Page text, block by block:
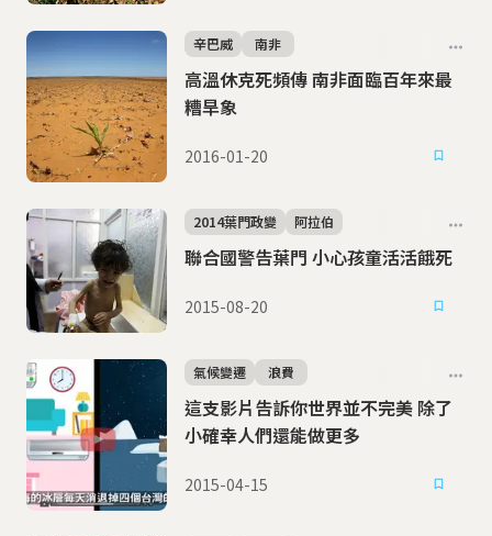
高溫休克死頻傳 南非面臨百年來最
糟旱象
辛巴威 南非
2016-01-20
聯合國警告葉門 小心孩童活活餓死
2014葉門政變 阿拉伯
2015-08-20
這支影片告訴你世界並不完美 除了
小確幸人們還能做更多
氣候變遷 浪費
2015-04-15